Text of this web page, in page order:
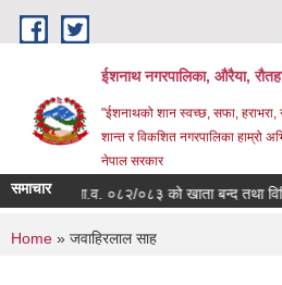
Skip to main content
ईशनाथ नगरपालिका, औरैया,
"ईशनाथको शान स्वच्छ, सफा, हराभरा,
शान्त र विकशित नगरपालिका हाम्रो
नेपाल सरकार
समाचार आ.व. ०८२/०८३ को खाता बन्द तथा
You are here
Home » जवाहिरलाल साह